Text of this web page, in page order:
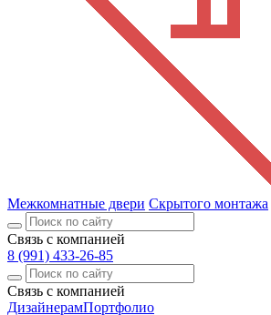
Межкомнатные двери Скрытого монтажа
Связь с компанией
8 (991) 433-26-85
Связь с компанией
ДизайнерамПортфолио